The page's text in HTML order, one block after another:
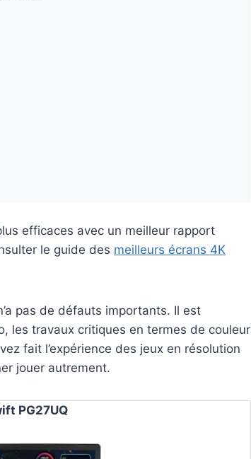
efficaces avec un meilleur rapport
le guide des meilleurs écrans 4K
pas de défauts importants. Il est
les travaux critiques en termes de couleur
fait l’expérience des jeux en résolution
jouer autrement.
PG27UQ